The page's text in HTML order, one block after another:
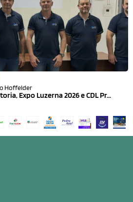
Hoffelder
Expo Luzerna 2026 e CDL Pr...